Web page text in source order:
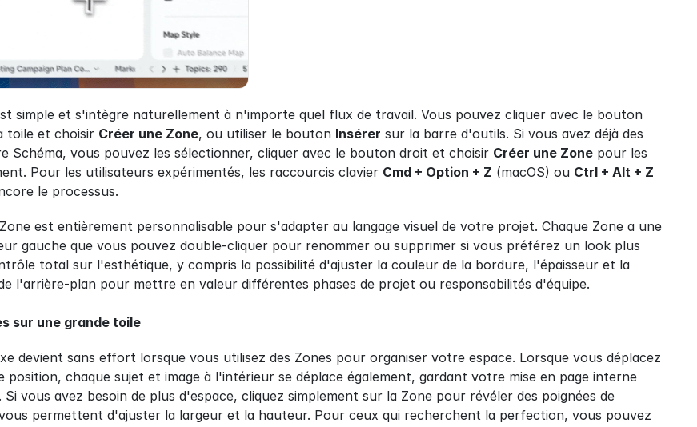
simple et s'intègre naturellement à n'importe quel flux de travail. Vous pouvez cliquer avec le bouton
toile et choisir Créer une Zone, ou utiliser le bouton Insérer sur la barre d'outils. Si vous avez déjà des
Schéma, vous pouvez les sélectionner, cliquer avec le bouton droit et choisir Créer une Zone pour les
Pour les utilisateurs expérimentés, les raccourcis clavier Cmd + Option + Z (macOS) ou Ctrl + Alt + Z
le processus.
est entièrement personnalisable pour s'adapter au langage visuel de votre projet. Chaque Zone a une
gauche que vous pouvez double-cliquer pour renommer ou supprimer si vous préférez un look plus
total sur l'esthétique, y compris la possibilité d'ajuster la couleur de la bordure, l'épaisseur et la
l'arrière-plan pour mettre en valeur différentes phases de projet ou responsabilités d'équipe.
sur une grande toile
devient sans effort lorsque vous utilisez des Zones pour organiser votre espace. Lorsque vous déplacez
position, chaque sujet et image à l'intérieur se déplace également, gardant votre mise en page interne
vous avez besoin de plus d'espace, cliquez simplement sur la Zone pour révéler des poignées de
permettent d'ajuster la largeur et la hauteur. Pour ceux qui recherchent la perfection, vous pouvez